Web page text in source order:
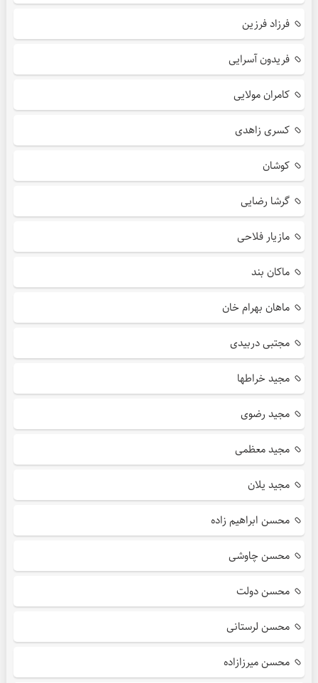
فرزاد فرزین
فریدون آسرایی
کامران مولایی
کسری زاهدی
کوشان
گرشا رضایی
مازیار فلاحی
ماکان بند
ماهان بهرام خان
مجتبی دربیدی
مجید خراطها
مجید رضوی
مجید معظمی
مجید یلان
محسن ابراهیم زاده
محسن چاوشی
محسن دولت
محسن لرستانی
محسن میرزازاده